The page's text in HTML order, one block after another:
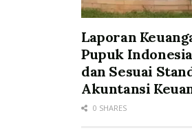
Laporan
Pupuk
dan Sesuai
Akuntansi
0 SHARES